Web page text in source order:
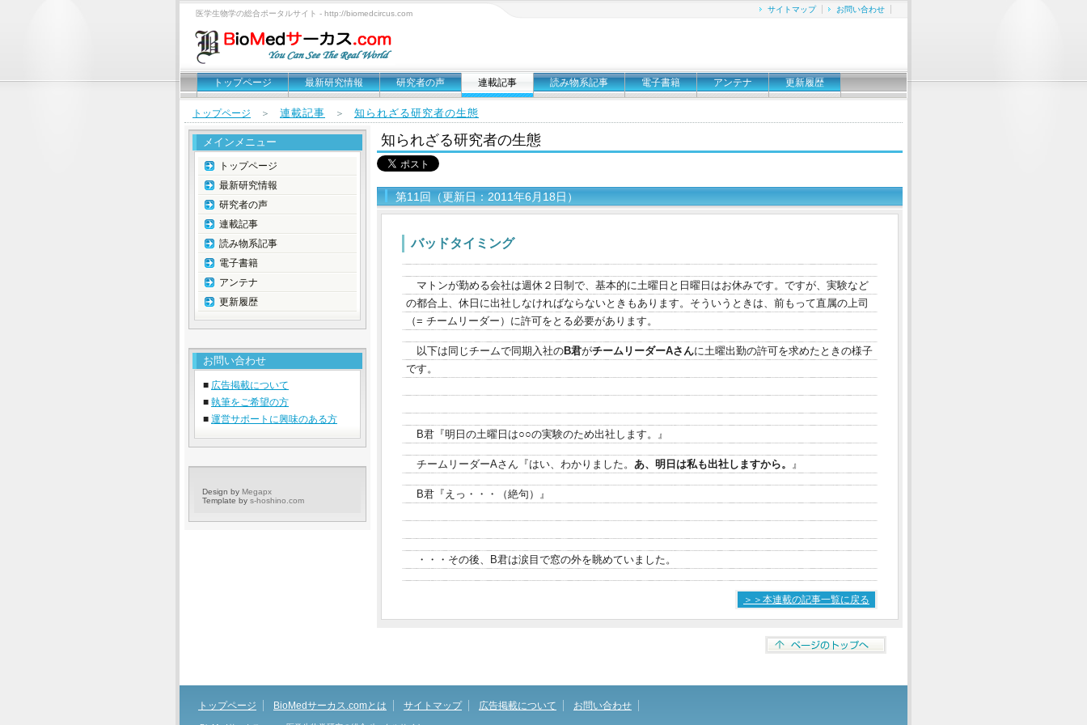
医学生物学の総合ポータルサイト - http://biomedcircus.com サイトマップ お問い合わせ
トップページ 最新研究情報 研究者の声 連載記事 読み物系記事 電子書籍 アンテナ 更新履歴
トップページ ＞ 連載記事 ＞ 知られざる研究者の生態
知られざる研究者の生態
第11回（更新日：2011年6月18日）
バッドタイミング
マトンが勤める会社は週休２日制で、基本的に土曜日と日曜日はお休みです。ですが、実験など
の都合上、休日に出社しなければならないときもあります。そういうときは、前もって直属の上司
（= チームリーダー）に許可をとる必要があります。
以下は同じチームで同期入社のB君がチームリーダーAさんに土曜出勤の許可を求めたときの様子
です。
B君『明日の土曜日は○○の実験のため出社します。』
チームリーダーAさん『はい、わかりました。 あ、明日は私も出社しますから。 』
B君『えっ・・・（絶句）』
・・・その後、B君は涙目で窓の外を眺めていました。
＞＞本連載の記事一覧に戻る
メインメニュー
トップページ
最新研究情報
研究者の声
連載記事
読み物系記事
電子書籍
アンテナ
更新履歴
お問い合わせ
■ 広告掲載について
■ 執筆をご希望の方
■ 運営サポートに興味のある方
Design by Megapx
Template by s-hoshino.com
トップページ BioMedサーカス.comとは サイトマップ 広告掲載について お問い合わせ